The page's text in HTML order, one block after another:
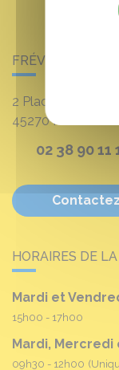
FRÉVILLE-DU-
2 Place Louis
45270Fréville-du-
02 38 90 11
HORAIRES DE
Mardi et
15h00 - 17h00
Mardi, Mercredi
09h30 - 12h00